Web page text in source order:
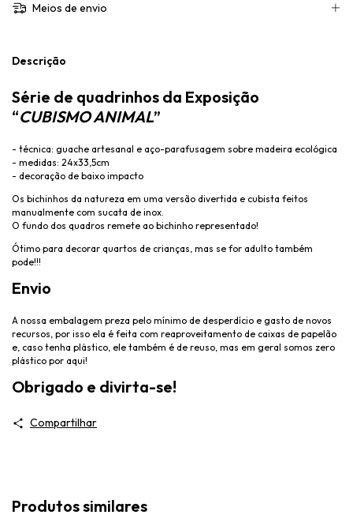
Meios de envio
Descrição
Série de quadrinhos da Exposição
“CUBISMO ANIMAL”
- técnica: guache artesanal e aço-parafusagem sobre madeira ecológica
- medidas: 24x33,5cm
- decoração de baixo impacto
Os bichinhos da natureza em uma versão divertida e cubista feitos
manualmente com sucata de inox.
O fundo dos quadros remete ao bichinho representado!
Ótimo para decorar quartos de crianças, mas se for adulto também
pode!!!
Envio
A nossa embalagem preza pelo mínimo de desperdício e gasto de novos
recursos, por isso ela é feita com reaproveitamento de caixas de papelão
e, caso tenha plástico, ele também é de reuso, mas em geral somos zero
plástico por aqui!
Obrigado e divirta-se!
Compartilhar
Produtos similares